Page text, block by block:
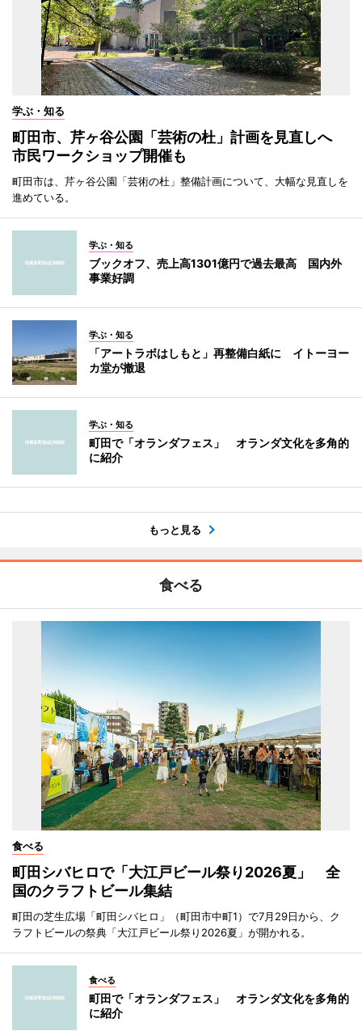
学ぶ・知る
町田市、芹ヶ谷公園「芸術の杜」計画を見直しへ
市民ワークショップ開催も
町田市は、芹ヶ谷公園「芸術の杜」整備計画について、大幅な見直しを
進めている。
学ぶ・知る
ブックオフ、売上高1301億円で過去最高 国内外
事業好調
学ぶ・知る
「アートラボはしもと」再整備白紙に イトーヨー
カ堂が撤退
学ぶ・知る
町田で「オランダフェス」 オランダ文化を多角的
に紹介
もっと見る
食べる
食べる
町田シバヒロで「大江戸ビール祭り2026夏」 全
国のクラフトビール集結
町田の芝生広場「町田シバヒロ」（町田市中町1）で7月29日から、ク
ラフトビールの祭典「大江戸ビール祭り2026夏」が開かれる。
食べる
町田で「オランダフェス」 オランダ文化を多角的
に紹介